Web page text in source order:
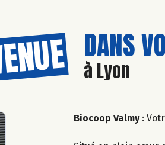
DANS
à Lyon
Biocoop Valmy: